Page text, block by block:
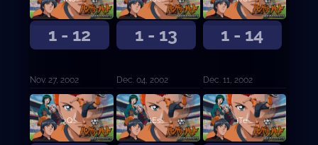
1 - 12
Nov. 27, 2002
1 - 13
Dec. 04, 2002
1 - 14
Dec. 11, 2002
¿Qué es ese tiro? ¡Esto es! ¡No puedo soportarlo más! ¡Te arrastraré fuera ahora mismo!